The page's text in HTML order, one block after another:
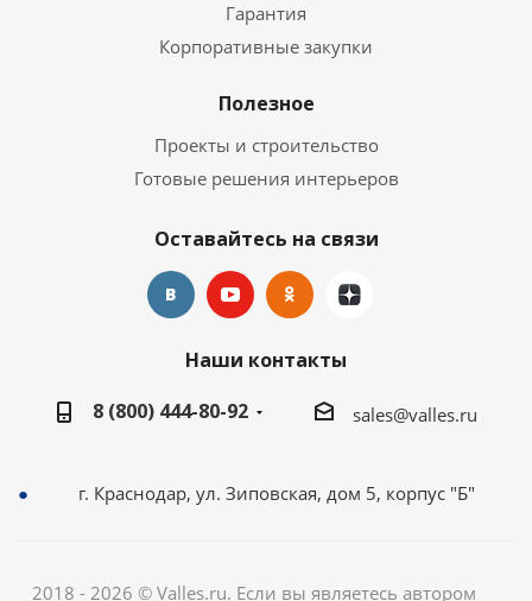
Гарантия
Корпоративные закупки
Полезное
Проекты и строительство
Готовые решения интерьеров
Оставайтесь на связи
Наши контакты
8 (800) 444-80-92
sales@valles.ru
г. Краснодар, ул. Зиповская, дом 5, корпус "Б"
2018 - 2026 © Valles.ru. Если вы являетесь автором